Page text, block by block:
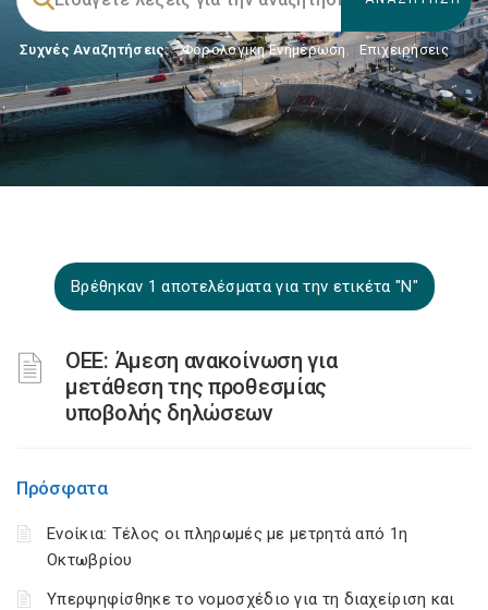
Συχνές Αναζητήσεις: Φορολογικη Ενημέρωση, Επιχειρήσεις
Βρέθηκαν 1 αποτελέσματα για την ετικέτα "Ν"
ΟΕΕ: Άμεση ανακοίνωση για
μετάθεση της προθεσμίας
υποβολής δηλώσεων
Πρόσφατα
Ενοίκια: Τέλος οι πληρωμές με μετρητά από 1η
Οκτωβρίου
Υπερψηφίσθηκε το νομοσχέδιο για τη διαχείριση και